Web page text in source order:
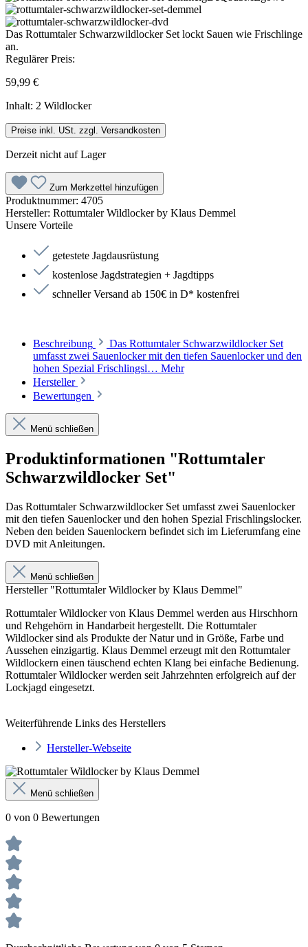
Das Rottumtaler Schwarzwildlocker Set lockt Sauen wie Frischlinge
an.
Regulärer Preis:
59,99 €
Inhalt: 2 Wildlocker
Preise inkl. USt. zzgl. Versandkosten
Derzeit nicht auf Lager
Zum Merkzettel hinzufügen
Produktnummer: 4705
Hersteller: Rottumtaler Wildlocker by Klaus Demmel
Unsere Vorteile
getestete Jagdausrüstung
kostenlose Jagdstrategien + Jagdtipps
schneller Versand ab 150€ in D* kostenfrei
Beschreibung
Das Rottumtaler Schwarzwildlocker Set
umfasst zwei Sauenlocker mit den tiefen Sauenlocker und den
hohen Spezial Frischlingsl… Mehr
Hersteller
Bewertungen
Menü schließen
Produktinformationen "Rottumtaler
Schwarzwildlocker Set"
Das Rottumtaler Schwarzwildlocker Set umfasst zwei Sauenlocker
mit den tiefen Sauenlocker und den hohen Spezial Frischlingslocker.
Neben den beiden Sauenlockern befindet sich im Lieferumfang eine
DVD mit Anleitungen.
Menü schließen
Hersteller "Rottumtaler Wildlocker by Klaus Demmel"
Rottumtaler Wildlocker von Klaus Demmel werden aus Hirschhorn
und Rehgehörn in Handarbeit hergestellt. Die Rottumtaler
Wildlocker sind als Produkte der Natur und in Größe, Farbe und
Aussehen einzigartig. Klaus Demmel erzeugt mit den Rottumtaler
Wildlockern einen täuschend echten Klang bei einfache Bedienung.
Rottumtaler Wildlocker werden seit Jahrzehnten erfolgreich auf der
Lockjagd eingesetzt.
Weiterführende Links des Herstellers
Hersteller-Webseite
Menü schließen
0 von 0 Bewertungen